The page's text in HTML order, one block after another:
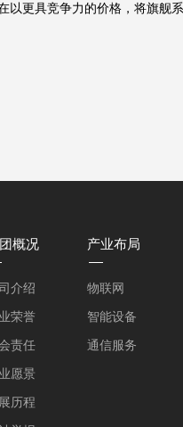
具竞争力的价格，将旗舰
概况
介绍
荣誉
责任
愿景
历程
产业布局
物联网
智能设备
通信服务